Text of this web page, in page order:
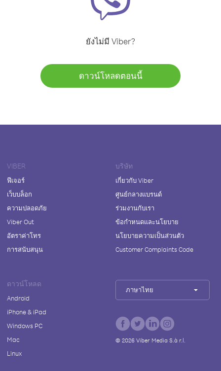
ยังไม่มี Viber?
ดาวน์โหลดตอนนี้
VIBER
ฟีเจอร์
เว็บบล็อก
ความปลอดภัย
Viber Out
อัตราค่าโทร
การสนับสนุน
บริษัท
เกี่ยวกับ Viber
ศูนย์กลางแบรนด์
ร่วมงานกับเรา
ข้อกำหนดและนโยบาย
นโยบายความเป็นส่วนตัว
Customer Complaints Code
ดาวน์โหลด
Android
iPhone & iPad
Windows PC
Mac
Linux
ภาษาไทย
© 2026Viber Media S.à r.l.